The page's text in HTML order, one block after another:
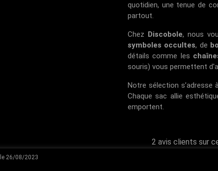
quotidien, une tenue de
partout.
Chez Discobole, nous
symboles occultes, de
détails comme les
souris) vous permettent
Notre sélection s’adresse
Chaque sac allie
emportent.
2 avis clients sur
le 26/08/2023